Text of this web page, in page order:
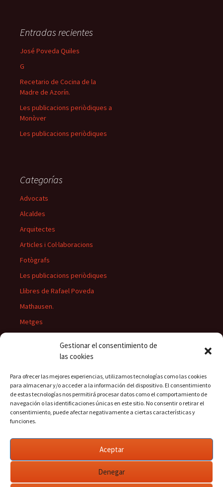
Gestionar el consentimiento de
las cookies
Para ofrecer las mejores experiencias, utilizamos tecnologías como las cookies
para almacenar y/o acceder a la información del dispositivo. El consentimiento
de estas tecnologías nos permitirá procesar datos como el comportamiento de
navegación o las identificaciones únicas en este sitio. No consentir o retirar el
consentimiento, puede afectar negativamente a ciertas características y
funciones.
Aceptar
Denegar
Entradas recientes
José Poveda Quiles
G
Recetario de Cocina de la
Madre de Azorín.
Les publicacions periòdiques a
Monòver
Les publicacions periòdiques
Categorías
Advocats
Alcaldes
Arquitectes
Articles i Col·laboracions
Fotògrafs
Les publicacions periòdiques
Llibres de Rafael Poveda
Mathausen.
Metges
Presidents del Casino
Rectors